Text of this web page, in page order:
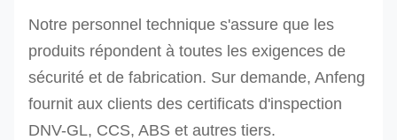
pour la
gestion des
déchets
Ressources
pour la
20
30
orange
orange
70
86
Notre personnel technique s'assure que les
produits répondent à toutes les exigences de
sécurité et de fabrication. Sur demande, Anfeng
fournit aux clients des certificats d'inspection
DNV-GL, CCS, ABS et autres tiers.